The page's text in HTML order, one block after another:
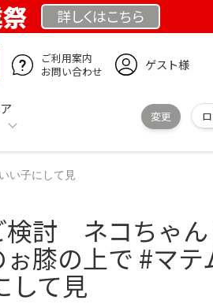
詳しくはこちら
ご利用案内
お問い合わせ
ゲスト様
変更
い子にして見
討 ネコちゃん
膝の上で #マテ
して見